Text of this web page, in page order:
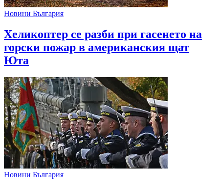
Новини България
Хеликоптер се разби при гасенето на
горски пожар в американския щат
Юта
Новини България